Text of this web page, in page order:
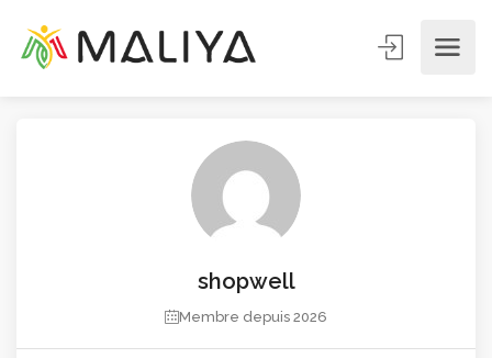
shopwell
Membre depuis 2026